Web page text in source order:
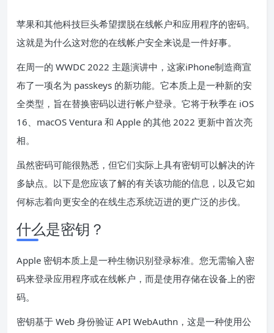
苹果和其他科技巨头希望摆脱在线帐户和应用程序的密码。
这就是为什么这对您的在线帐户安全来说是一件好事。
在周一的 WWDC 2022 主题演讲中，这家iPhone制造商宣
布了一项名为 passkeys 的新功能。它本质上是一种新的安
全类型，旨在替换密码以进行帐户登录。它将于秋季在 iOS
16、macOS Ventura 和 Apple 的其他 2022 更新中首次亮
相。
虽然密码可能很熟悉，但它们实际上具有密钥可以解决的许
多缺点。以下是您应该了解的有关该功能的信息，以及它如
何标志着向更安全的在线生态系统迈进的更广泛的步伐。
什么是密钥？
Apple 密钥本质上是一种生物识别登录标准。您无需输入密
码来登录应用程序或在线帐户，而是使用存储在设备上的密
码。
密钥基于 Web 身份验证 API WebAuthn，这是一种使用公